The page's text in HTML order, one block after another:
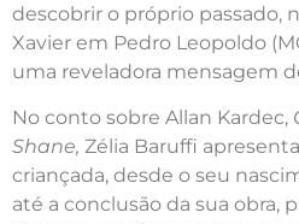
descobrir o próprio passado,
Xavier em Pedro Leopoldo
uma reveladora mensagem
No conto sobre Allan Kardec,
Shane, Zélia Baruffi
criançada, desde o seu
até a conclusão da sua obra,